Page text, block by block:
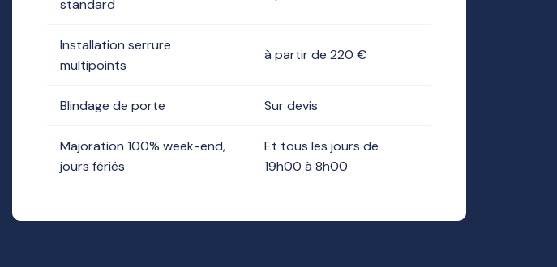
standard
Installation serrure
multipoints
à partir de 220 €
Blindage de porte Sur devis
Majoration 100% week-end,
jours fériés
Et tous les jours de
19h00 à 8h00